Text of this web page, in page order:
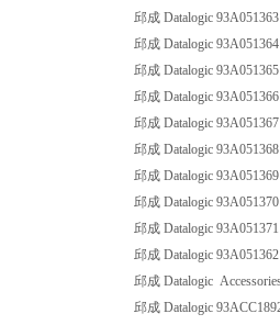
邱成 Datalogic
邱成 Datalogic
邱成 Datalogic
邱成 Datalogic
邱成 Datalogic
邱成 Datalogic
邱成 Datalogic
邱成 Datalogic
邱成 Datalogic
邱成 Datalogic
邱成 Datalogic
邱成 Datalogic